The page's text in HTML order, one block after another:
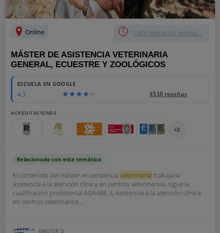
Online 1.600 Horas Lo norma...
MÁSTER DE ASISTENCIA VETERINARIA
GENERAL, ECUESTRE Y ZOOLÓGICOS
ESCUELA EN GOOGLE
4.3 4538 reseñas
ACREDITACIONES
+2
Relacionado con esta temática
El contenido del máster en asistencia veterinaria trabaja la
asistencia a la atención clínica en centros veterinarios, sigue la
cualificación profesional AGA488_3, Asistencia a la atención clínica
en centros veterinarios....
MASTER D